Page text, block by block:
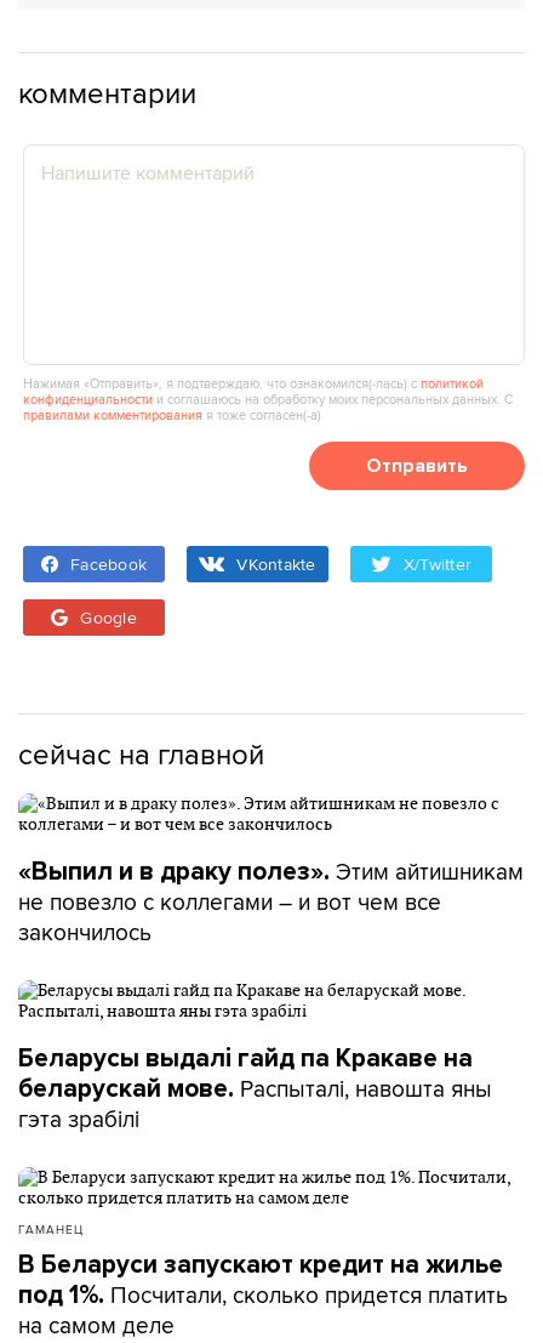
комментарии
Нажимая «Отправить», я подтверждаю, что ознакомился(‑лась) сполитикой
конфиденциальности и соглашаюсь на обработку моих персональных данных. С
правилами комментирования я тоже согласен(‑а).
Отправить
Facebook VKontakte X/Twitter
Google
сейчас на главной
«Выпил и в драку полез». Этим айтишникам
не повезло с коллегами – и вот чем все
закончилось
Беларусы выдалі гайд па Кракаве на
беларускай мове. Распыталі, навошта яны
гэта зрабілі
ГАМАНЕЦ
В Беларуси запускают кредит на жилье
под 1%. Посчитали, сколько придется платить
на самом деле